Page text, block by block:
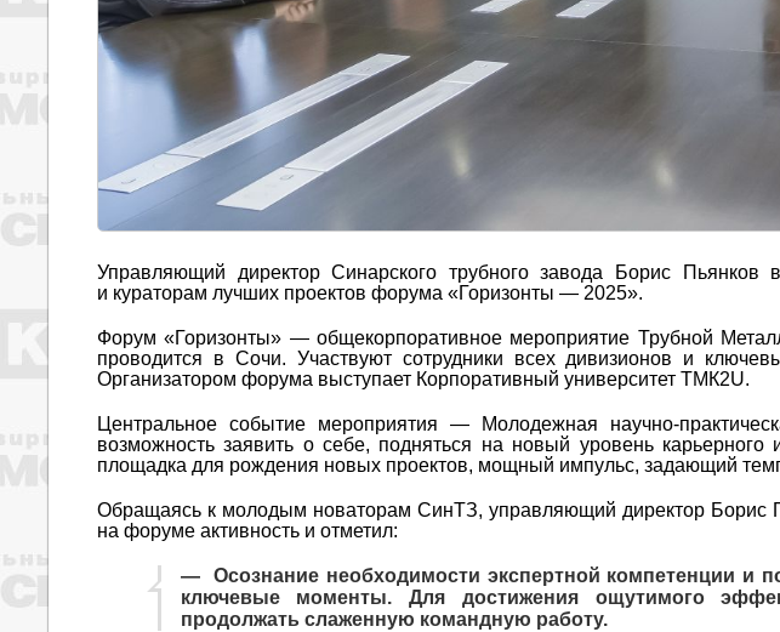
Управляющий директор Синарского трубного завода Борис Пьянков
и кураторам лучших проектов форума «Горизонты — 2025».
Форум «Горизонты» — общекорпоративное мероприятие Трубной
проводится в Сочи. Участвуют сотрудники всех дивизионов и
Организатором форума выступает Корпоративный университет ТМК2U.
Центральное событие мероприятия — Молодежная научно-
возможность заявить о себе, подняться на новый уровень
площадка для рождения новых проектов, мощный импульс, задающий
Обращаясь к молодым новаторам СинТЗ, управляющий директор Борис
на форуме активность и отметил:
— Осознание необходимости экспертной компетенции и
ключевые моменты. Для достижения ощутимого
продолжать слаженную командную работу.